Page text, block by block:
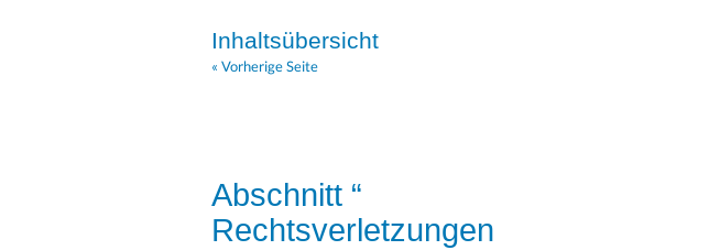
Inhaltsübersicht
« Vorherige Seite
Abschnitt “
Rechtsverletzungen